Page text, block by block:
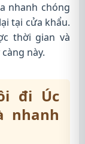
nhanh chóng
tại cửa khẩu.
thời gian và
này.
đi Úc
nhanh